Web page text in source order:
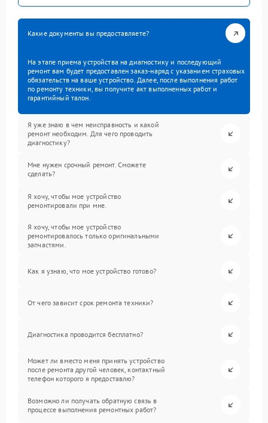
Какие документы вы предоставляете?
На этапе приема устройства на диагностику и последующий
ремонт вам будет предоставлен заказ-наряд с указанием страховых
обязательств на ваше устройство. Далее, после выполнения работ
по ремонту техники, вы получите акт выполненных работ и
гарантийный талон.
Я уже знаю в чем неисправность и какой
ремонт необходим. Для чего проводить
диагностику?
Мне нужен срочный ремонт. Сможете
сделать?
Я хочу, чтобы мое устройство
ремонтировали при мне.
Я хочу, чтобы мое устройство
ремонтировалось только оригинальными
запчастями.
Как я узнаю, что мое устройство готово?
От чего зависит срок ремонта техники?
Диагностика проводится бесплатно?
Может ли вместо меня принять устройство
после ремонта другой человек, контактный
телефон которого я предоставлю?
Возможно ли получать обратную связь в
процессе выполнения ремонтных работ?